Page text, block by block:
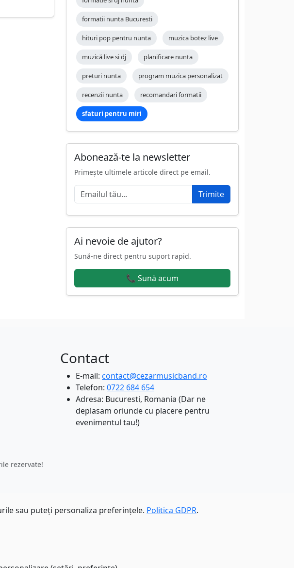
formatii nunta Bucuresti
hituri pop pentru nunta muzica botez live
muzică live si dj planificare nunta
preturi nunta program muzica personalizat
recenzii nunta recomandari formatii
sfaturi pentru miri
Abonează-te la newsletter
Primește ultimele articole direct pe email.
Trimite
Ai nevoie de ajutor?
Sună-ne direct pentru suport rapid.
📞 Sună acum
Contact
E-mail: contact@cezarmusicband.ro
Telefon: 0722 684 654
Adresa: Bucuresti, Romania (Dar ne
deplasam oriunde cu placere pentru
evenimentul tau!)
rezervate!
sau puteți personaliza preferințele. Politica GDPR.